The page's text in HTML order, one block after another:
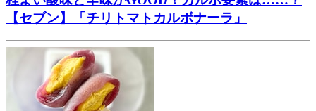
【セブン】「チリトマトカルボナーラ」